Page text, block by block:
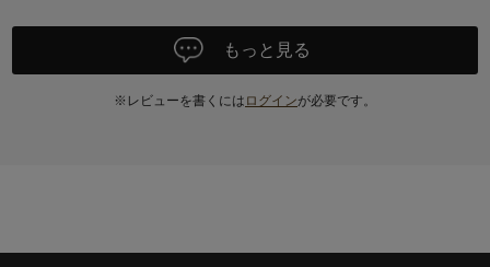
もっと見る
※レビューを書くには ログインが必要です。